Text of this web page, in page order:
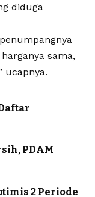
diduga
sama,
ucapnya.
PDAM
2 Periode